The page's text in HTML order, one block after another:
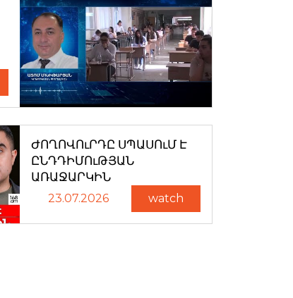
ԺՈՂՈՎՈւՐԴԸ ՍՊԱՍՈւՄ Է
ԸՆԴԴԻՄՈւԹՅԱՆ
ԱՌԱՋԱՐԿԻՆ
23.07.2026 watch